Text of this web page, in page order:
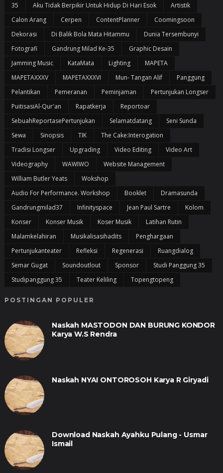
35
Aku Tidak Berpikir Untuk Hidup Di Hari Esok
Artistik
Calon Arang
Cerpen ContentPlanner
Coomingsoon
Dekorasi
Di Balik Bola Mata Hitammu
Dunia Tersembunyi
Fotografi
Gandrung Milad Ke-35
Graphic Desain
Jamming Music
KataMata Lighting
MAPETA
MAPETAXXXV
MAPETAXXXVI Mun- Tangan Alif
Panggung
Pelantikan
Pemeranan Peminjaman
Pertunjukan Longser
PuitisasiAl-Qur'an
Rapatkerja
Reportoar
SebuahReportasePertunjukan
Selamatdatang
Seni Sunda
Sewa
Sinopsis TIK
The Cake:Interogation
Tradisi Longser
Upgrading Video Editing
Video Art
Videography
WAWIWO
Website Management
William Butler Yeats
Wokshop
Audio For Performance. Workshop
Booklet
Dramasunda
Gandrungmilad37
Infinityspace Jean Paul Sartre
Kolom
Konser
Konser Musik Koser Musik
Latihan Rutin
Malamkelahiran
Musikalisasihadits
Penghargaan
Pertunjukanteater
Refleksi Regenerasi
Ruangdialog
Semar Gugat
Soundoutlout Sponsor
Studi Panggung 35
Studipanggung 35
Teater Keliling Topengtopeng
POSTINGAN POPULER
Naskah MASTODON DAN BURUNG KONDOR
Karya W.S Rendra
Naskah NYAI ONTOROSOH Karya R Giryadi
Download Naskah Ayahku Pulang - Usmar
Ismail